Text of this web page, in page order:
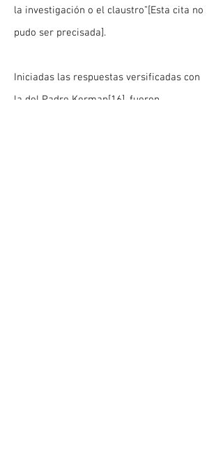
la investigación o el claustro”[Esta cita no
pudo ser precisada].
Iniciadas las respuestas versificadas con
la del Padre Kerman[16] , fueron